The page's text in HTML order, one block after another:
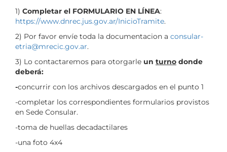
1) Completar el FORMULARIO EN LÍNEA:
https://www.dnrec.jus.gov.ar/InicioTramite.
2) Por favor envíe toda la documentacion a consular-
etria@mrecic.gov.ar.
3) Lo contactaremos para otorgarle un turno donde
deberá:
-concurrir con los archivos descargados en el punto 1
-completar los correspondientes formularios provistos
en Sede Consular.
-toma de huellas decadactilares
-una foto 4x4